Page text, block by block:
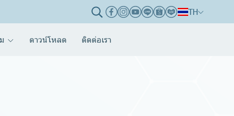
TH
ดาวน์โหลด ติดต่อเรา